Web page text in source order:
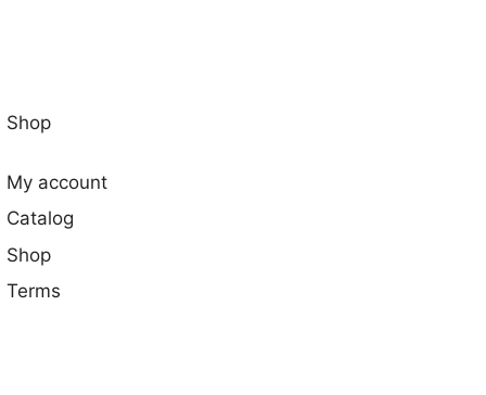
Shop
My account
Catalog
Shop
Terms